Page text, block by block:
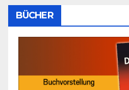
BÜCHER